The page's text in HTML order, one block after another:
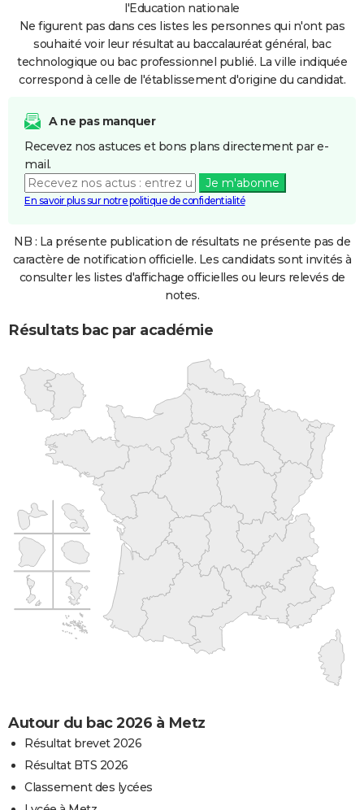
l'Education nationale
Ne figurent pas dans ces listes les personnes qui n'ont pas
souhaité voir leur résultat au baccalauréat général, bac
technologique ou bac professionnel publié. La ville indiquée
correspond à celle de l'établissement d'origine du candidat.
A ne pas manquer
Recevez nos astuces et bons plans directement par e-
mail.
Je m'abonne
En savoir plus sur notre politique de confidentialité
NB : La présente publication de résultats ne présente pas de
caractère de notification officielle. Les candidats sont invités à
consulter les listes d'affichage officielles ou leurs relevés de
notes.
Résultats bac par académie
Autour du bac 2026 à Metz
Résultat brevet 2026
Résultat BTS 2026
Classement des lycées